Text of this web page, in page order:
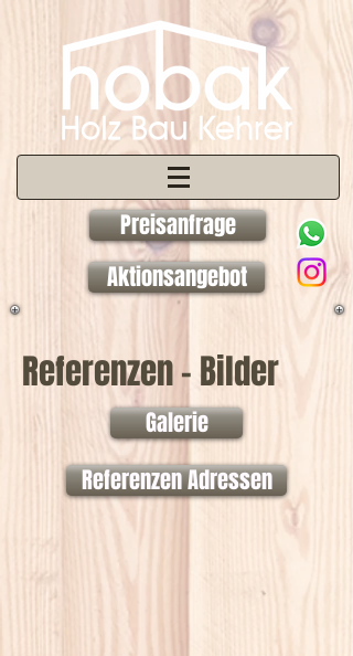
Preisanfrage
Aktionsangebot
Referenzen - Bilder
Galerie
Referenzen Adressen